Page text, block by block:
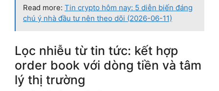
Read more: Tin crypto hôm nay: 5 diễn biến đáng
chú ý nhà đầu tư nên theo dõi (2026-06-11)
Lọc nhiễu từ tin tức: kết hợp
order book với dòng tiền và tâm
lý thị trường